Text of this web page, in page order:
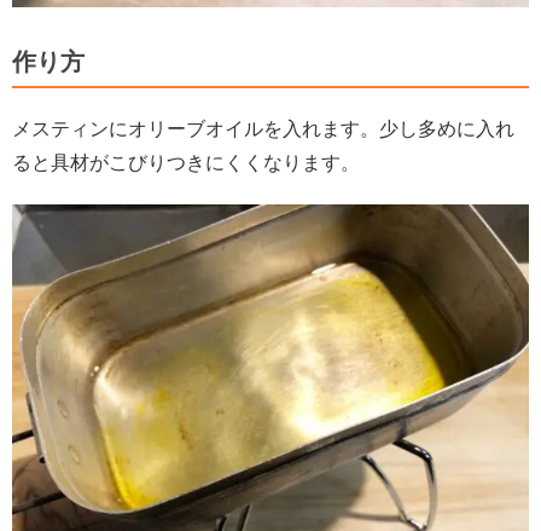
作り方
メスティンにオリーブオイルを入れます。少し多めに入れ
ると具材がこびりつきにくくなります。